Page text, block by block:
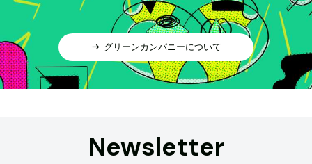
グリーンカンパニーについて
Newsletter